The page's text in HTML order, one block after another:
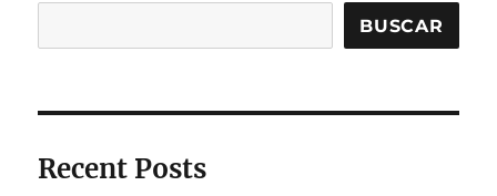
BUSCAR
Recent Posts